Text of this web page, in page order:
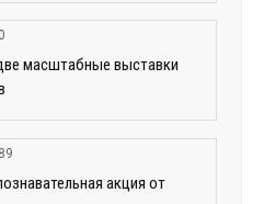
масштабные выставки
акция от